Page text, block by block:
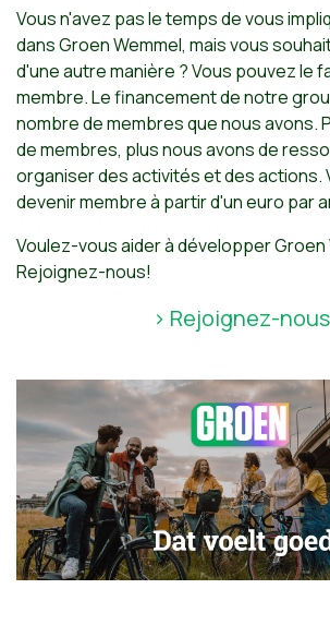
Vous n'avez pas le temps de vous
dans Groen Wemmel, mais vous
d'une autre manière ? Vous pouvez le
membre. Le financement de notre
nombre de membres que nous avons.
de membres, plus nous avons de
organiser des activités et des actions.
devenir membre à partir d'un euro par
Voulez-vous aider à développer Groen
Rejoignez-nous!
> Rejoignez-